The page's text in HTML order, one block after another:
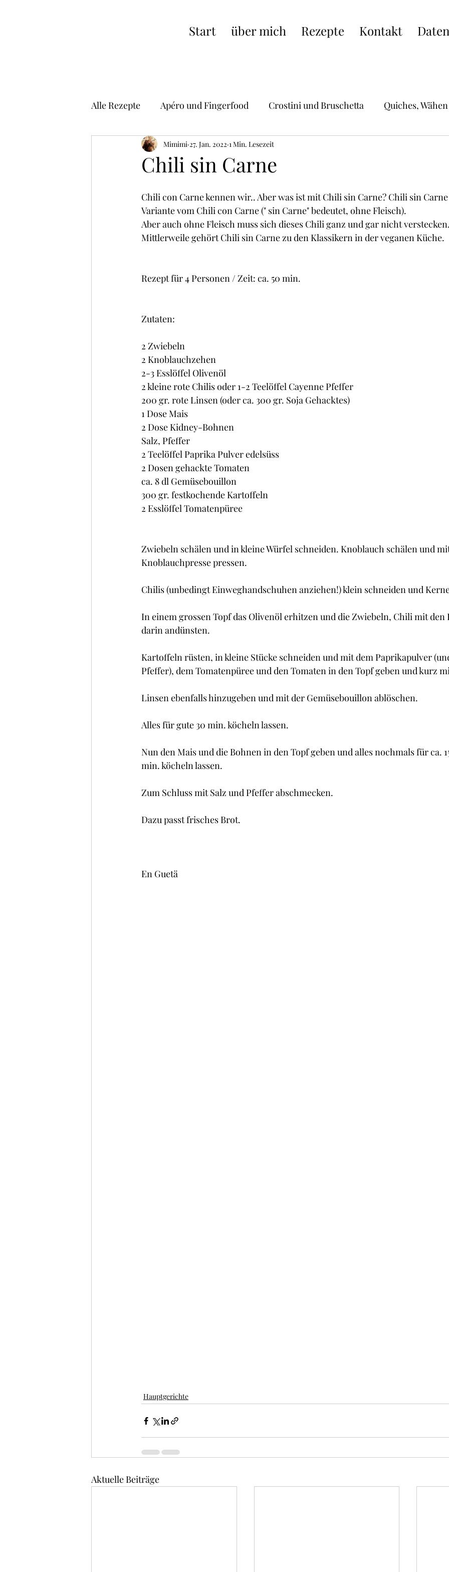
Start über mich Rezepte Kontakt
Alle Rezepte Apéro und Fingerfood Crostini und Bruschetta Quiches,
Vorspeisen Hauptgerichte
Kuchen , Torten und Cakes Cupcakes und Muffins Desserts Guetzli,
Chili sin Carne
Mimimi 27. Jan. 2022 1 Min. Lesezeit
Chili con Carne kennen wir.. Aber was ist mit Chili sin Carne? Chili sin
Variante vom Chili con Carne (" sin Carne" bedeutet, ohne Fleisch).
Aber auch ohne Fleisch muss sich dieses Chili ganz und gar nicht
Mittlerweile gehört Chili sin Carne zu den Klassikern in der veganen Küche.
Rezept für 4 Personen / Zeit: ca. 50 min.
Zutaten:
2 Zwiebeln
2 Knoblauchzehen
2-3 Esslöffel Olivenöl
2 kleine rote Chilis oder 1-2 Teelöffel Cayenne Pfeffer
200 gr. rote Linsen (oder ca. 300 gr. Soja Gehacktes)
1 Dose Mais
2 Dose Kidney-Bohnen
Salz, Pfeffer
2 Teelöffel Paprika Pulver edelsüss
2 Dosen gehackte Tomaten
ca. 8 dl Gemüsebouillon
300 gr. festkochende Kartoffeln
2 Esslöffel Tomatenpüree
Zwiebeln schälen und in kleine Würfel schneiden. Knoblauch schälen und
Knoblauchpresse pressen.
Chilis (unbedingt Einweghandschuhen anziehen!) klein schneiden und
In einem grossen Topf das Olivenöl erhitzen und die Zwiebeln, Chili mit
darin andünsten.
Kartoffeln rüsten, in kleine Stücke schneiden und mit dem Paprikapulver
Pfeffer), dem Tomatenpüree und den Tomaten in den Topf geben und kurz
Linsen ebenfalls hinzugeben und mit der Gemüsebouillon ablöschen.
Alles für gute 30 min. köcheln lassen.
Nun den Mais und die Bohnen in den Topf geben und alles nochmals für ca.
min. köcheln lassen.
Zum Schluss mit Salz und Pfeffer abschmecken.
Dazu passt frisches Brot.
En Guetä
Hauptgerichte
Aktuelle Beiträge